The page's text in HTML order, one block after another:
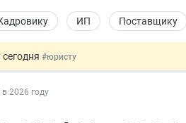
ИП Поставщику
#юристу
#кадровику
2026 году